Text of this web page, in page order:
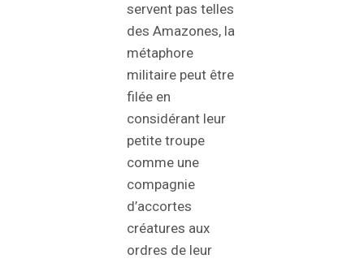
servent pas telles
des Amazones, la
métaphore
militaire peut être
filée en
considérant leur
petite troupe
comme une
compagnie
d’accortes
créatures aux
ordres de leur